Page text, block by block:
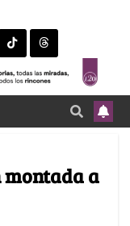
montada a